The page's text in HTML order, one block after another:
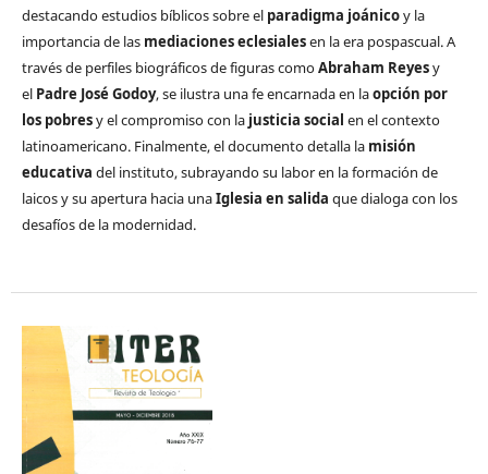
destacando estudios bíblicos sobre el paradigma joánicoy la
importancia de las mediaciones eclesialesen la era pospascual. A
través de perfiles biográficos de figuras comoAbraham Reyesy
el Padre José Godoy, se ilustra una fe encarnada en laopción por
los pobresy el compromiso con la justicia social en el contexto
latinoamericano. Finalmente, el documento detalla la misión
educativa del instituto, subrayando su labor en la formación de
laicos y su apertura hacia unaIglesia en salida que dialoga con los
desafíos de la modernidad.